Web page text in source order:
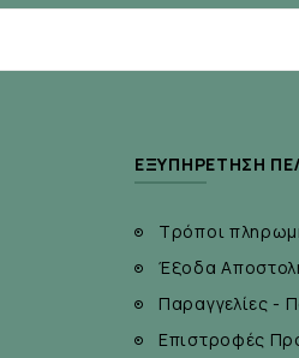
ΕΞΥΠΗΡΈΤΗΣΗ
Τρόποι
Έξοδα
Παραγγελίες -
Επιστροφές